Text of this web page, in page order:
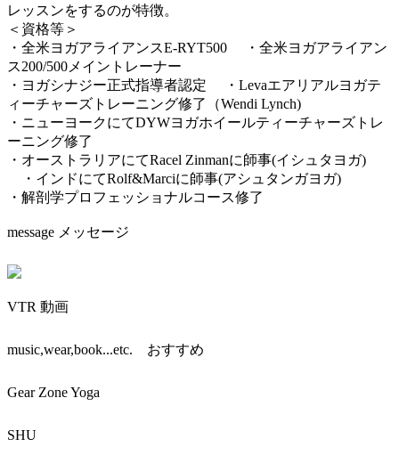
レッスンをするのが特徴。
＜資格等＞
・全米ヨガアライアンスE-RYT500 ・全米ヨガアライアン
ス200/500メイントレーナー
・ヨガシナジー正式指導者認定 ・Levaエアリアルヨガテ
ィーチャーズトレーニング修了（Wendi Lynch)
・ニューヨークにてDYWヨガホイールティーチャーズトレ
ーニング修了
・オーストラリアにてRacel Zinmanに師事(イシュタヨガ)
・インドにてRolf&Marciに師事(アシュタンガヨガ)
・解剖学プロフェッショナルコース修了
message メッセージ
VTR 動画
music,wear,book...etc. おすすめ
Gear Zone Yoga
SHU